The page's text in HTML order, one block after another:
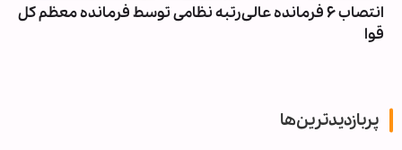
انتصاب ۶ فرمانده عالی‌رتبه نظامی توسط فرمانده معظم کل
قوا
پربازدیدترین‌ها